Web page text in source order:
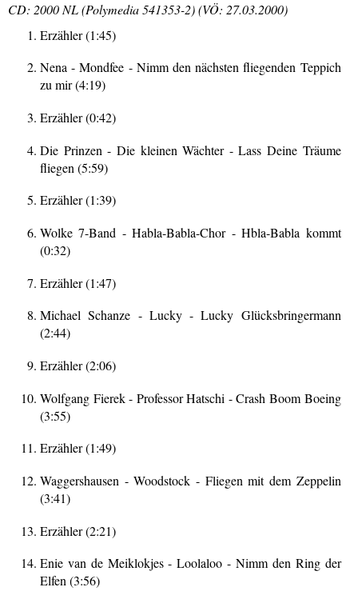
CD: 2000 NL (Polymedia 541353-2) (VÖ: 27.03.2000)
Erzähler (1:45)
Nena - Mondfee - Nimm den nächsten fliegenden Teppich
zu mir (4:19)
Erzähler (0:42)
Die Prinzen - Die kleinen Wächter - Lass Deine Träume
fliegen (5:59)
Erzähler (1:39)
Wolke 7-Band - Habla-Babla-Chor - Hbla-Babla kommt
(0:32)
Erzähler (1:47)
Michael Schanze - Lucky - Lucky Glücksbringermann
(2:44)
Erzähler (2:06)
Wolfgang Fierek - Professor Hatschi - Crash Boom Boeing
(3:55)
Erzähler (1:49)
Waggershausen - Woodstock - Fliegen mit dem Zeppelin
(3:41)
Erzähler (2:21)
Enie van de Meiklokjes - Loolaloo - Nimm den Ring der
Elfen (3:56)